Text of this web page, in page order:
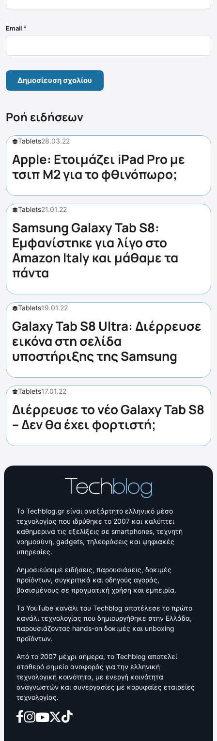
Email *
Ροή ειδήσεων
Tablets28.03.22
Apple: Ετοιμάζει iPad Pro με
τσιπ M2 για το φθινόπωρο;
Tablets21.01.22
Samsung Galaxy Tab S8:
Εμφανίστηκε για λίγο στο
Amazon Italy και μάθαμε τα
πάντα
Tablets19.01.22
Galaxy Tab S8 Ultra: Διέρρευσε
εικόνα στη σελίδα
υποστήριξης της Samsung
Tablets17.01.22
Διέρρευσε το νέο Galaxy Tab S8
– Δεν θα έχει φορτιστή;
Το Techblog.gr είναι ανεξάρτητο ελληνικό μέσο
τεχνολογίας που ιδρύθηκε το 2007 και καλύπτει
καθημερινά τις εξελίξεις σε smartphones, τεχνητή
νοημοσύνη, gadgets, τηλεοράσεις και ψηφιακές
υπηρεσίες.
Δημοσιεύουμε ειδήσεις, παρουσιάσεις, δοκιμές
προϊόντων, συγκριτικά και οδηγούς αγοράς,
βασισμένους σε πραγματική χρήση και εμπειρία.
Το YouTube κανάλι του Techblog αποτέλεσε το πρώτο
κανάλι τεχνολογίας που δημιουργήθηκε στην Ελλάδα,
παρουσιάζοντας hands-on δοκιμές και unboxing
προϊόντων.
Από το 2007 μέχρι σήμερα, το Techblog αποτελεί
σταθερό σημείο αναφοράς για την ελληνική
τεχνολογική κοινότητα, με ενεργή κοινότητα
αναγνωστών και συνεργασίες με κορυφαίες εταιρείες
τεχνολογίας.